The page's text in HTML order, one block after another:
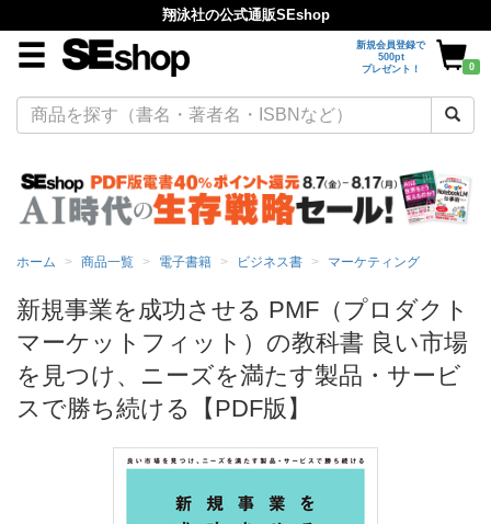
翔泳社の公式通販SEshop
新規会員登録で
500pt
プレゼント！
0
ホーム 商品一覧 電子書籍 ビジネス書 マーケティング
新規事業を成功させる PMF（プロダクト
マーケットフィット）の教科書 良い市場
を見つけ、ニーズを満たす製品・サービ
スで勝ち続ける【PDF版】